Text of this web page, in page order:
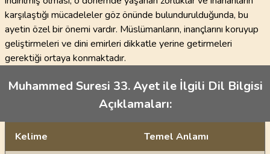
karşılaştığı mücadeleler göz önünde bulundurulduğunda, bu
ayetin özel bir önemi vardır. Müslümanların, inançlarını koruyup
geliştirmeleri ve dini emirleri dikkatle yerine getirmeleri
gerektiği ortaya konmaktadır.
Muhammed Suresi 33. Ayet ile İlgili Dil Bilgisi
Açıklamaları:
Kelime Temel Anlamı